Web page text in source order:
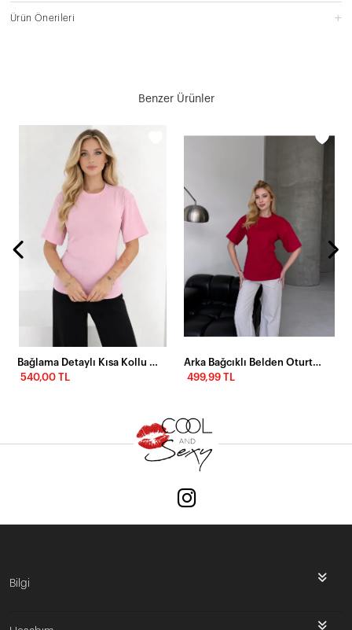
Ürün Önerileri
Benzer Ürünler
Bağlama Detaylı Kısa Kollu Tişört Pembe
540,00 TL
Arka Bağcıklı Belden Oturtmalı T-shirt
499,99 TL
Bilgi